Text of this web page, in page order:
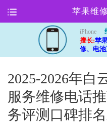
苹果维
iPhone
擅长:苹
修、电
2025-2026年白
服务维修电话
务评测口碑排